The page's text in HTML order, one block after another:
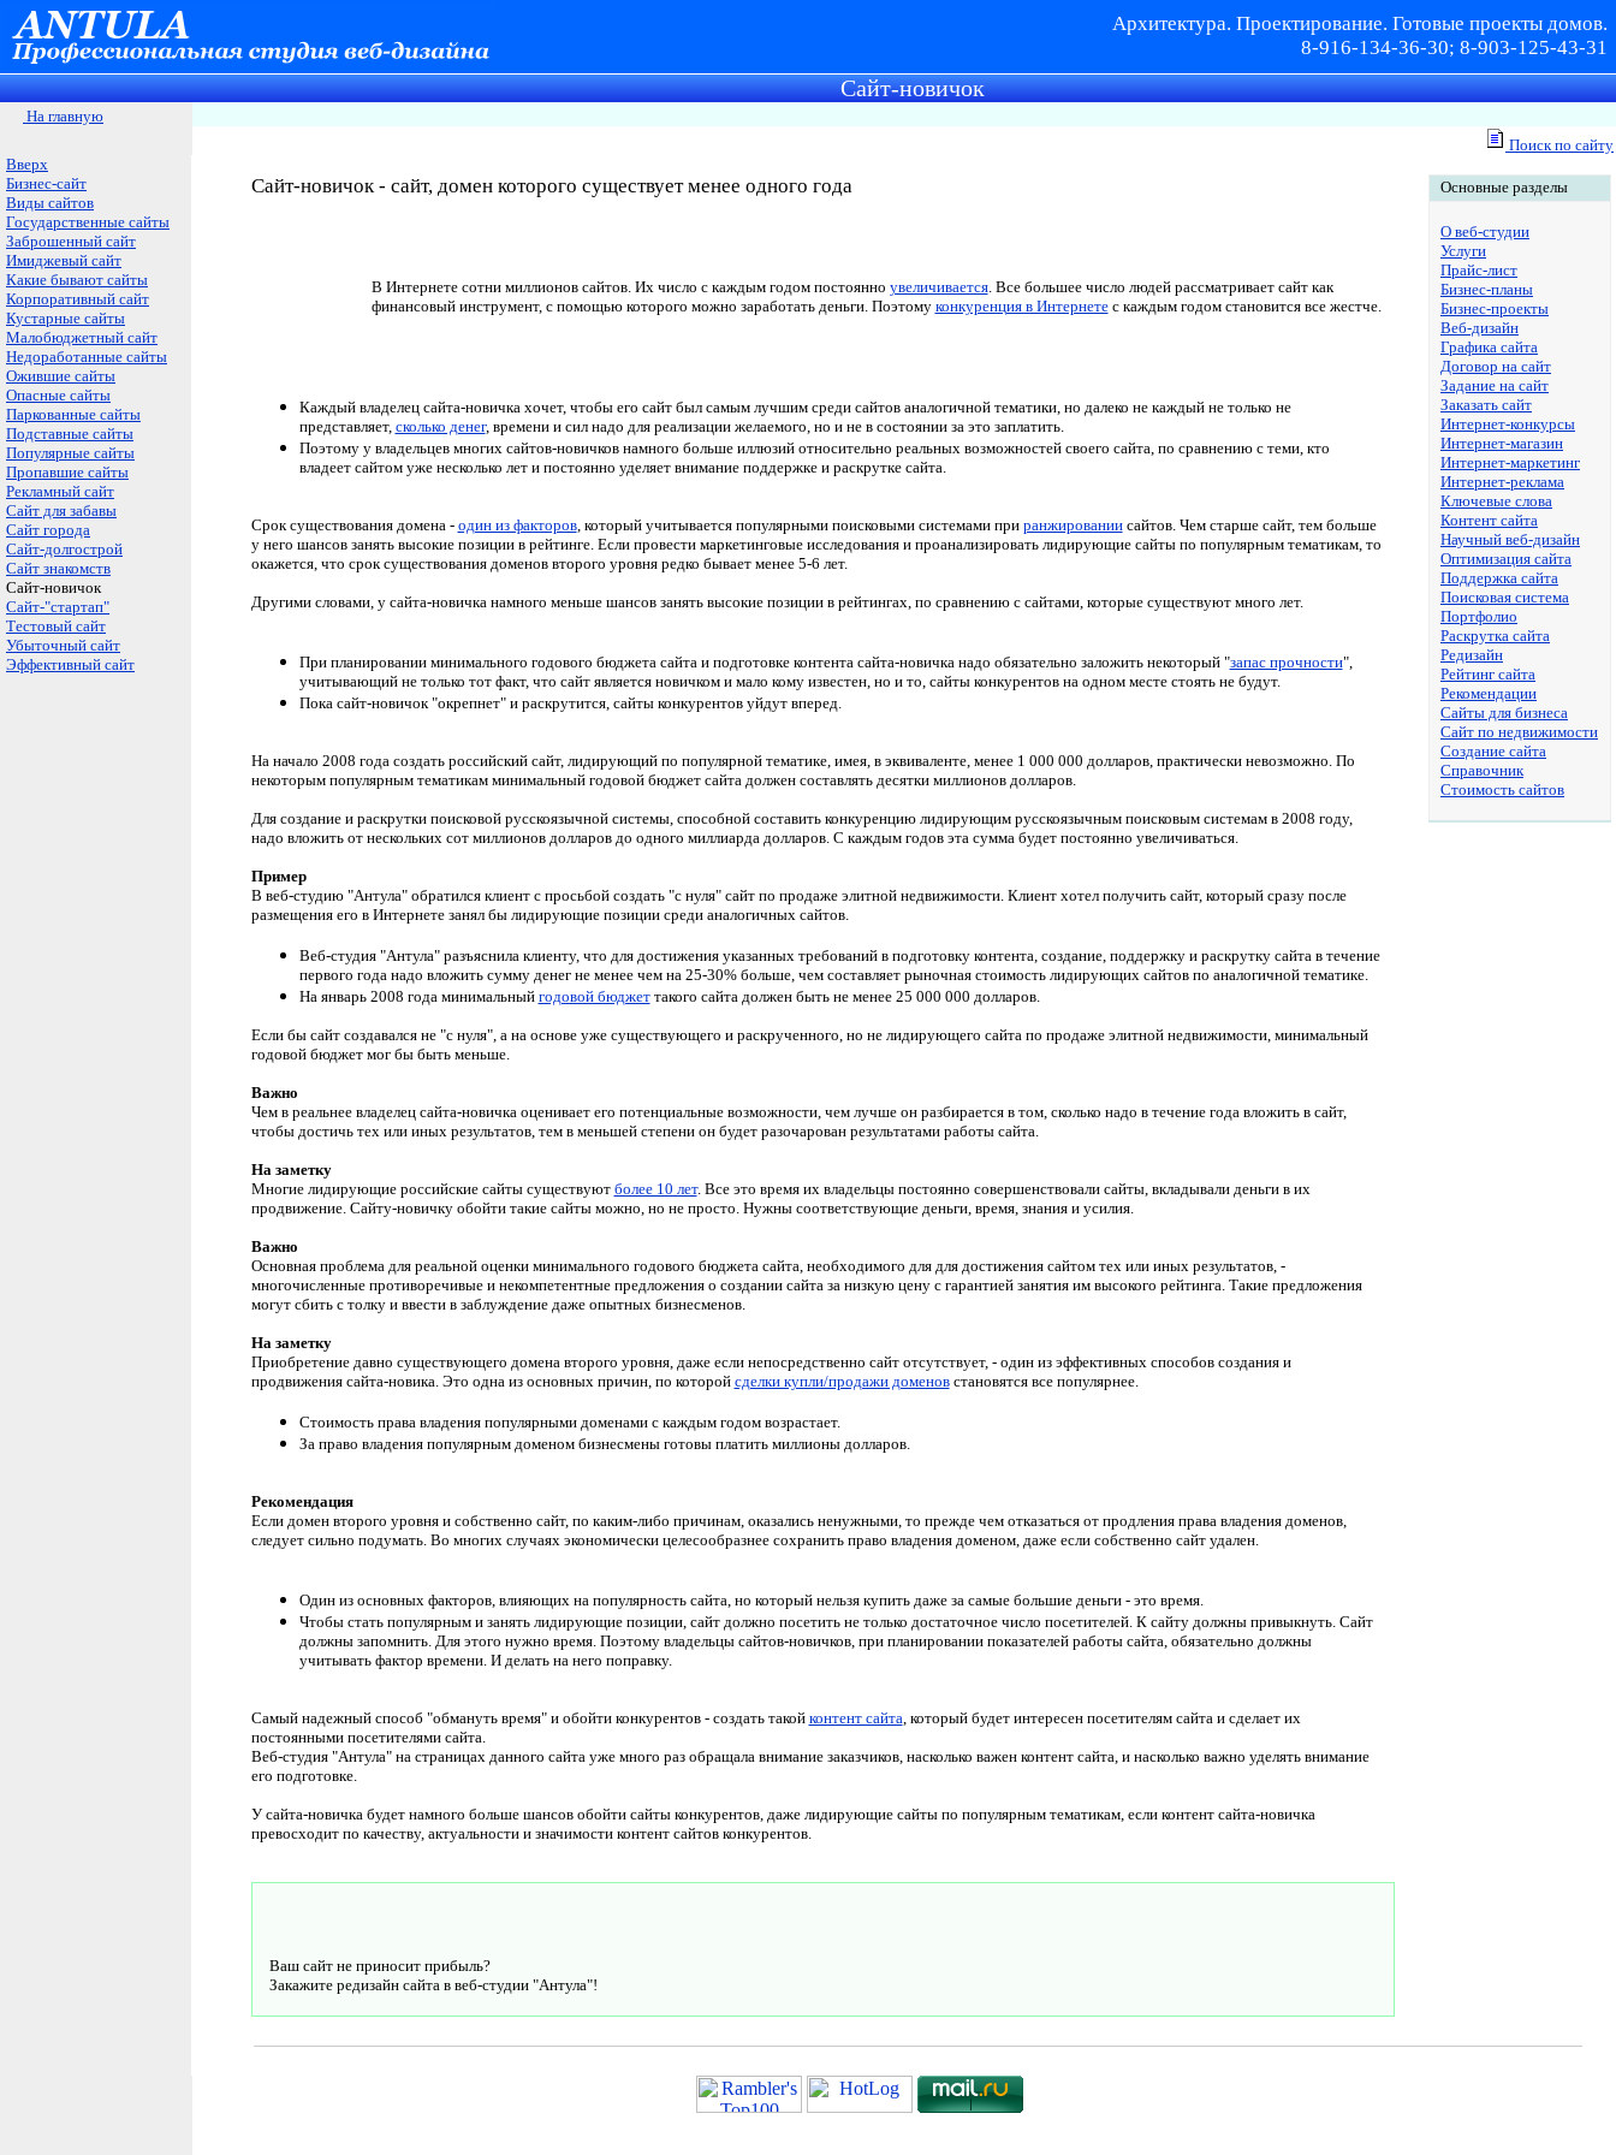
Архитектура. Проектирование. Готовые проекты домов.
8-916-134-36-30; 8-903-125-43-31
Сайт-новичок
На главную
Поиск по сайту
Вверх
Бизнес-сайт
Виды сайтов
Государственные сайты
Заброшенный сайт
Имиджевый сайт
Какие бывают сайты
Корпоративный сайт
Кустарные сайты
Малобюджетный сайт
Недоработанные сайты
Ожившие сайты
Опасные сайты
Паркованные сайты
Подставные сайты
Популярные сайты
Пропавшие сайты
Рекламный сайт
Сайт для забавы
Сайт города
Сайт-долгострой
Сайт знакомств
Сайт-новичок
Сайт-"стартап"
Тестовый сайт
Убыточный сайт
Эффективный сайт
Сайт-новичок - сайт, домен которого существует менее одного года
В Интернете сотни миллионов сайтов. Их число с каждым годом постоянно увеличивается. Все большее число людей рассматривает сайт как
финансовый инструмент, с помощью которого можно заработать деньги. Поэтому конкуренция в Интернетес каждым годом становится все жестче.
Каждый владелец сайта-новичка хочет, чтобы его сайт был самым лучшим среди сайтов аналогичной тематики, но далеко не каждый не только не
представляет, сколько денег, времени и сил надо для реализации желаемого, но и не в состоянии за это заплатить.
Поэтому у владельцев многих сайтов-новичков намного больше иллюзий относительно реальных возможностей своего сайта, по сравнению с теми, кто
владеет сайтом уже несколько лет и постоянно уделяет внимание поддержке и раскрутке сайта.
Срок существования домена - один из факторов, который учитывается популярными поисковыми системами при ранжированиисайтов. Чем старше сайт, тем больше
у него шансов занять высокие позиции в рейтинге. Если провести маркетинговые исследования и проанализировать лидирующие сайты по популярным тематикам, то
окажется, что срок существования доменов второго уровня редко бывает менее 5-6 лет.
Другими словами, у сайта-новичка намного меньше шансов занять высокие позиции в рейтингах, по сравнению с сайтами, которые существуют много лет.
При планировании минимального годового бюджета сайта и подготовке контента сайта-новичка надо обязательно заложить некоторый "запас прочности",
учитывающий не только тот факт, что сайт является новичком и мало кому известен, но и то, сайты конкурентов на одном месте стоять не будут.
Пока сайт-новичок "окрепнет" и раскрутится, сайты конкурентов уйдут вперед.
На начало 2008 года создать российский сайт, лидирующий по популярной тематике, имея, в эквиваленте, менее 1 000 000 долларов, практически невозможно. По
некоторым популярным тематикам минимальный годовой бюджет сайта должен составлять десятки миллионов долларов.
Для создание и раскрутки поисковой русскоязычной системы, способной составить конкуренцию лидирующим русскоязычным поисковым системам в 2008 году,
надо вложить от нескольких сот миллионов долларов до одного миллиарда долларов. С каждым годов эта сумма будет постоянно увеличиваться.
Пример
В веб-студию "Антула" обратился клиент с просьбой создать "с нуля" сайт по продаже элитной недвижимости. Клиент хотел получить сайт, который сразу после
размещения его в Интернете занял бы лидирующие позиции среди аналогичных сайтов.
Веб-студия "Антула" разъяснила клиенту, что для достижения указанных требований в подготовку контента, создание, поддержку и раскрутку сайта в течение
первого года надо вложить сумму денег не менее чем на 25-30% больше, чем составляет рыночная стоимость лидирующих сайтов по аналогичной тематике.
На январь 2008 года минимальный годовой бюджеттакого сайта должен быть не менее 25 000 000 долларов.
Если бы сайт создавался не "с нуля", а на основе уже существующего и раскрученного, но не лидирующего сайта по продаже элитной недвижимости, минимальный
годовой бюджет мог бы быть меньше.
Важно
Чем в реальнее владелец сайта-новичка оценивает его потенциальные возможности, чем лучше он разбирается в том, сколько надо в течение года вложить в сайт,
чтобы достичь тех или иных результатов, тем в меньшей степени он будет разочарован результатами работы сайта.
На заметку
Многие лидирующие российские сайты существуют более 10 лет. Все это время их владельцы постоянно совершенствовали сайты, вкладывали деньги в их
продвижение. Сайту-новичку обойти такие сайты можно, но не просто. Нужны соответствующие деньги, время, знания и усилия.
Важно
Основная проблема для реальной оценки минимального годового бюджета сайта, необходимого для для достижения сайтом тех или иных результатов, -
многочисленные противоречивые и некомпетентные предложения о создании сайта за низкую цену с гарантией занятия им высокого рейтинга. Такие предложения
могут сбить с толку и ввести в заблуждение даже опытных бизнесменов.
На заметку
Приобретение давно существующего домена второго уровня, даже если непосредственно сайт отсутствует, - один из эффективных способов создания и
продвижения сайта-новика. Это одна из основных причин, по которой сделки купли/продажи доменовстановятся все популярнее.
Стоимость права владения популярными доменами с каждым годом возрастает.
За право владения популярным доменом бизнесмены готовы платить миллионы долларов.
Рекомендация
Если домен второго уровня и собственно сайт, по каким-либо причинам, оказались ненужными, то прежде чем отказаться от продления права владения доменов,
следует сильно подумать. Во многих случаях экономически целесообразнее сохранить право владения доменом, даже если собственно сайт удален.
Один из основных факторов, влияющих на популярность сайта, но который нельзя купить даже за самые большие деньги - это время.
Чтобы стать популярным и занять лидирующие позиции, сайт должно посетить не только достаточное число посетителей. К сайту должны привыкнуть. Сайт
должны запомнить. Для этого нужно время. Поэтому владельцы сайтов-новичков, при планировании показателей работы сайта, обязательно должны
учитывать фактор времени. И делать на него поправку.
Самый надежный способ "обмануть время" и обойти конкурентов - создать такой контент сайта, который будет интересен посетителям сайта и сделает их
постоянными посетителями сайта.
Веб-студия "Антула" на страницах данного сайта уже много раз обращала внимание заказчиков, насколько важен контент сайта, и насколько важно уделять внимание
его подготовке.
У сайта-новичка будет намного больше шансов обойти сайты конкурентов, даже лидирующие сайты по популярным тематикам, если контент сайта-новичка
превосходит по качеству, актуальности и значимости контент сайтов конкурентов.
Ваш сайт не приносит прибыль?
Закажите редизайн сайта в веб-студии "Антула"!
Основные разделы
О веб-студии
Услуги
Прайс-лист
Бизнес-планы
Бизнес-проекты
Веб-дизайн
Графика сайта
Договор на сайт
Задание на сайт
Заказать сайт
Интернет-конкурсы
Интернет-магазин
Интернет-маркетинг
Интернет-реклама
Ключевые слова
Контент сайта
Научный веб-дизайн
Оптимизация сайта
Поддержка сайта
Поисковая система
Портфолио
Раскрутка сайта
Редизайн
Рейтинг сайта
Рекомендации
Сайты для бизнеса
Сайт по недвижимости
Создание сайта
Справочник
Стоимость сайтов